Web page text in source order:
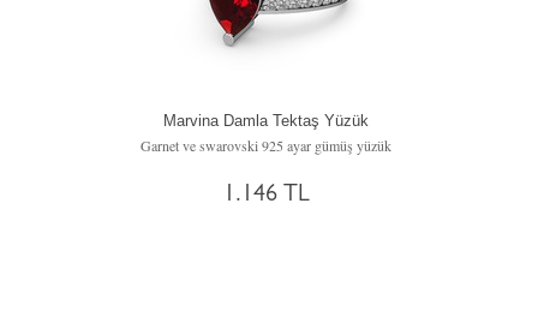
Marvina Damla Tektaş Yüzük
Garnet ve swarovski 925 ayar gümüş yüzük
1.146 TL